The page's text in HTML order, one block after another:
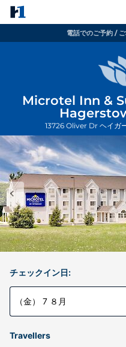
電話でのご予約 /
Microtel Inn &
13726 Oliver Dr ヘイガ
チェックイン日:
（金） 7 ８月
Travellers